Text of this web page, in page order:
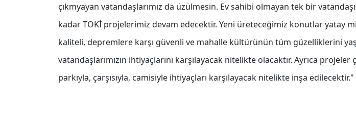
çıkmyayan vatandaşlarımız da üzülmesin. Ev sahibi olmayan tek bir
kadar TOKİ projelerimiz devam edecektir. Yeni üreteceğimiz konutlar yatay
kaliteli, depremlere karşı güvenli ve mahalle kültürünün tüm güzelliklerini
vatandaşlarımızın ihtiyaçlarını karşılayacak nitelikte olacaktır. Ayrıca projeler
parkıyla, çarşısıyla, camisiyle ihtiyaçları karşılayacak nitelikte inşa